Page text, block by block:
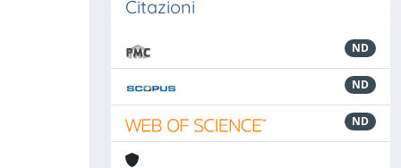
Citazioni
ND
ND
ND